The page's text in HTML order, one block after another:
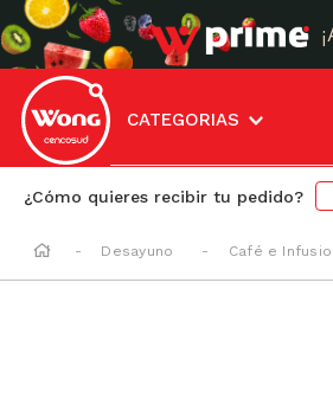
CATEGORIAS
¿Cómo quieres recibir tu pedido?
Desayuno Café e